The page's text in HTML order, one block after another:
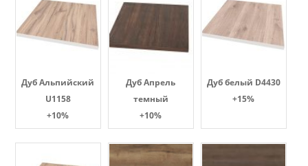
Дуб Альпийский
U1158
+10%
Дуб Апрель
темный
+10%
Дуб белый D4430
+15%